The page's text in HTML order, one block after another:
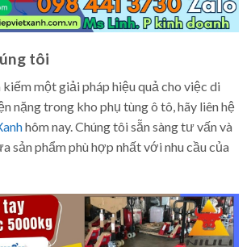
tôi
một giải pháp hiệu quả cho việc di
nặng trong kho phụ tùng ô tô, hãy liên hệ
hôm nay. Chúng tôi sẵn sàng tư vấn và
sản phẩm phù hợp nhất với nhu cầu của